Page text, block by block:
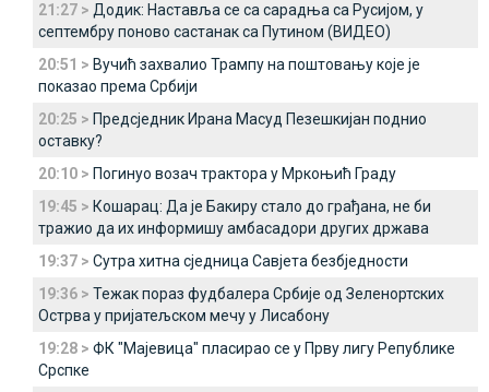
21:27 > Додик: Наставља се са сарадња са Русијом, у
септембру поново састанак са Путином (ВИДЕО)
20:51 > Вучић захвалио Трампу на поштовању које је
показао према Србији
20:25 > Предсједник Ирана Масуд Пезешкијан поднио
оставку?
20:10 > Погинуо возач трактора у Мркоњић Граду
19:45 > Кошарац: Да је Бакиру стало до грађана, не би
тражио да их информишу амбасадори других држава
19:37 > Сутра хитна сједница Савјета безбједности
19:36 > Тежак пораз фудбалера Србије од Зеленортских
Острва у пријатељском мечу у Лисабону
19:28 > ФК "Мајевица" пласирао се у Прву лигу Републике
Срспке